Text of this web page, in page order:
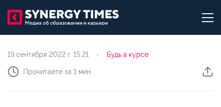
19 сентября 2022 г. 15:21 Будь в курсе
Прочитаете за 1 мин